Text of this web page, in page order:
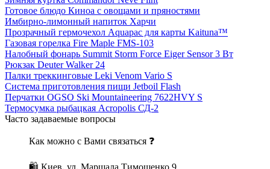
Готовое блюдо Киноа с овощами и пряностями
Имбирно-лимонный напиток Харчи
Прозрачный гермочехол Aquapac для карты Kaituna™
Газовая горелка Fire Maple FMS-103
Налобный фонарь Summit Storm Force Eiger Sensor 3 Вт
Рюкзак Deuter Walker 24
Палки треккинговые Leki Venom Vario S
Система приготовления пищи Jetboil Flash
Перчатки OGSO Ski Mountaineering 7622HVY S
Термосумка рыбацкая Acropolis СД-2
Часто задаваемые вопросы
Как можно с Вами связаться ❓